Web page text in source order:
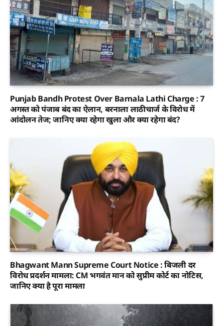
Punjab Bandh Protest Over Barnala Lathi Charge : 7
अगस्त को पंजाब बंद का ऐलान, बरनाला लाठीचार्ज के विरोध में
आंदोलन तेज; जानिए क्या रहेगा खुला और क्या रहेगा बंद?
Bhagwant Mann Supreme Court Notice : बिजली दर
विरोध प्रदर्शन मामला: CM भगवंत मान को सुप्रीम कोर्ट का नोटिस,
जानिए क्या है पूरा मामला